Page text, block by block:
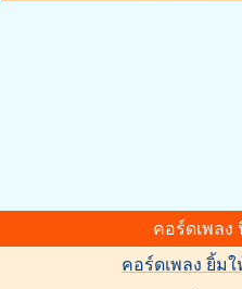
คอร์ดเพลง
คอร์ดเพลง ยิ้ม